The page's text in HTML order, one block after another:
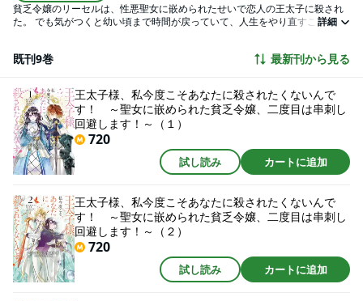
貧乏令嬢のリーセルは、性悪聖女に嵌められたせいで恋人の王太子に殺され
た。 でも気がつくと幼い頃まで時間が戻っていて、人生をやり直すことに！
回されながらも強く生きるリーセルのサクセスストーリー開幕！！
詳細
既刊9巻 最新刊から見る
王太子様、私今度こそあなたに殺されたくないんで
す！ ～聖女に嵌められた貧乏令嬢、二度目は串刺し
回避します！～（１）
720
試し読み カートに追加
王太子様、私今度こそあなたに殺されたくないんで
す！ ～聖女に嵌められた貧乏令嬢、二度目は串刺し
回避します！～（２）
720
試し読み カートに追加